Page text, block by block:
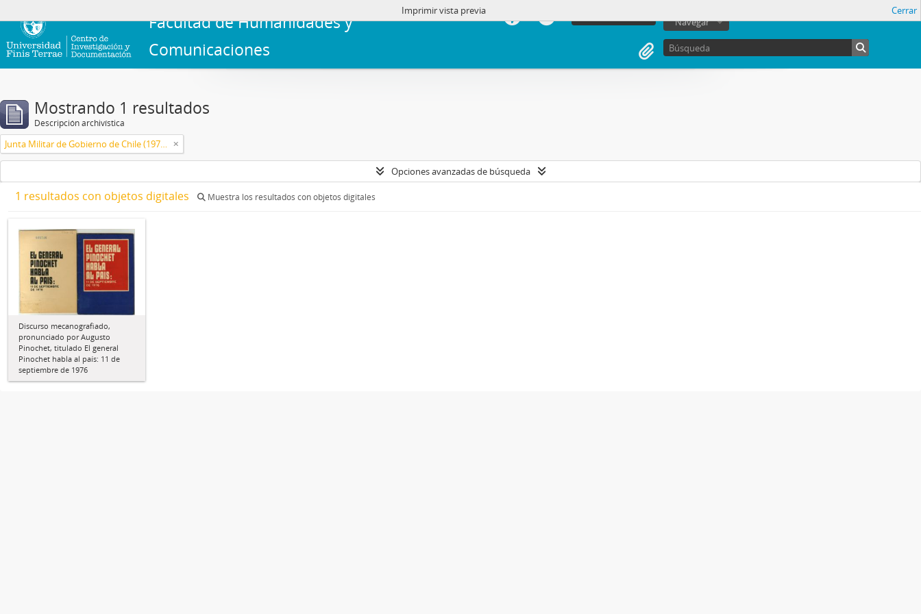
Facultad de Humanidades y
Comunicaciones
Navegar
Imprimir vista previa Cerrar
Mostrando 1 resultados
Descripción archivística
Junta Militar de Gobierno de Chile (1973-1990)
Opciones avanzadas de búsqueda
1 resultados con objetos digitales Muestra los resultados con objetos digitales
Discurso mecanografiado,
pronunciado por Augusto
Pinochet, titulado El general
Pinochet habla al país: 11 de
septiembre de 1976